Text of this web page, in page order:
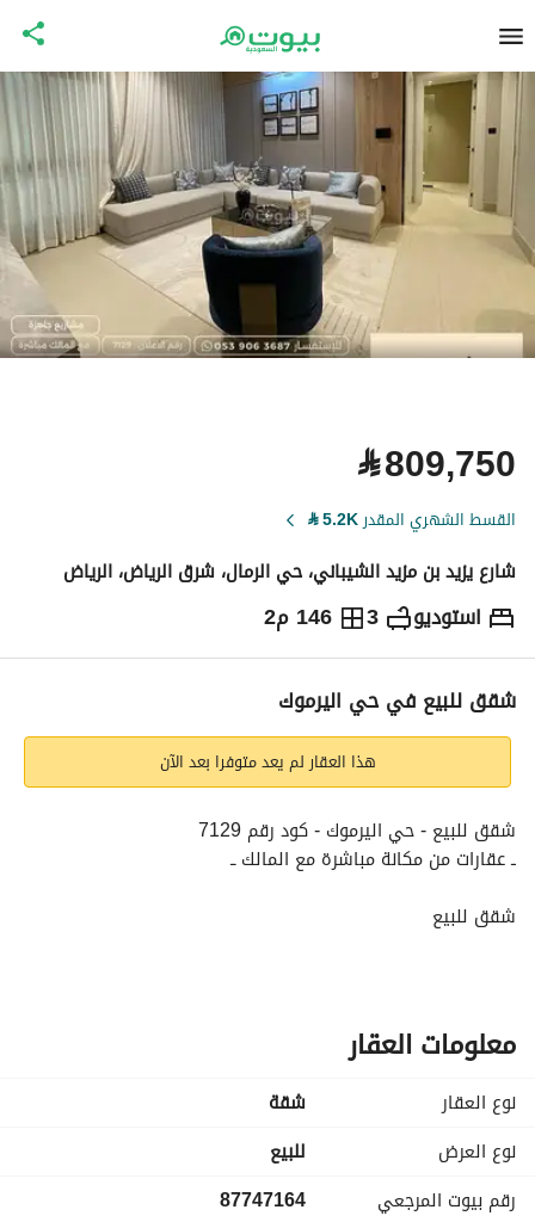
⃁809,750
القسط الشهري المقدر5.2K
⃁
شارع يزيد بن مزيد الشيباني، حي الرمال، شرق الرياض، الرياض
استوديو 3 146 م2 ⃁
809,750
التفاصيل معلومات ترخيص الإعلان
شقق للبيع في حي اليرموك
هذا العقار لم يعد متوفرا بعد الآن
شقق للبيع - حي اليرموك - كود رقم 7129
ــ عقارات من مكانة مباشرة مع المالك ــ
شقق للبيع
مكونات العقار:
شقق من غرفتين
شقق من 3 غرف
دقيقتين من طريق الدمام
4 دقائق من محطه المترو
معلومات العقار
نوع العقار
شقة
نوع العرض
للبيع
رقم بيوت المرجعي
87747164